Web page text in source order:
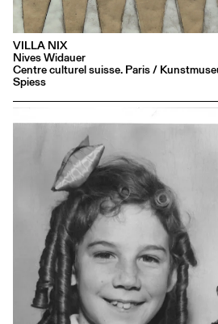
VILLA NIX
Nives Widauer
Centre culturel suisse. Paris /
Spiess